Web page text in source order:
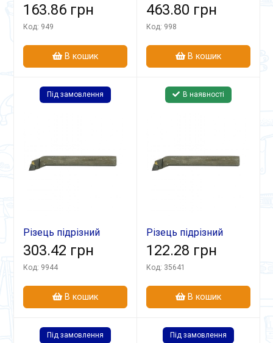
25х16х140 Т15К6
163.86 грн
Код: 949
В кошик
відігн 32х25х170
Т5К10
463.80 грн
Код: 998
В кошик
Під замовлення
Різець підрізний
відігн 32х20х170 ВК8
303.42 грн
Код: 9944
В кошик
В наявності
Різець підрізний
відігн 16х12х100 ВК8
122.28 грн
Код: 35641
В кошик
Під замовлення Під замовлення